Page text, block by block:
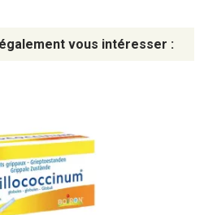
vous intéresser :